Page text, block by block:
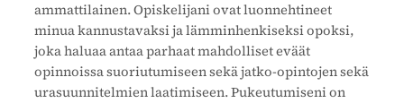
ammattilainen. Opiskelijani ovat luonnehtineet
minua kannustavaksi ja lämminhenkiseksi opoksi,
joka haluaa antaa parhaat mahdolliset eväät
opinnoissa suoriutumiseen sekä jatko-opintojen sekä
urasuunnitelmien laatimiseen. Pukeutumiseni on